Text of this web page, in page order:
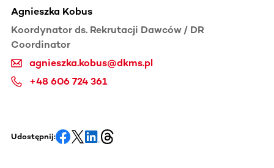
Agnieszka Kobus
Koordynator ds. Rekrutacji Dawców / DR
Coordinator
agnieszka.kobus@dkms.pl
+48 606 724 361
Udostępnij: